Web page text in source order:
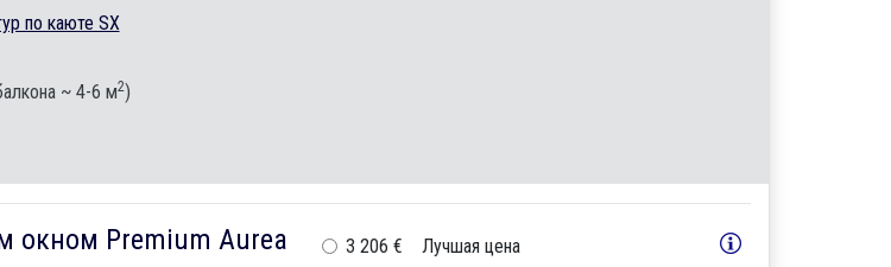
по каюте SX
~ 4-6 м2)
окном Premium Aurea 3 206 € Лучшая цена